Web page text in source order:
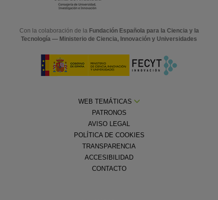
Con la colaboración de la Fundación Española para la Ciencia y la
Tecnología — Ministerio de Ciencia, Innovación y Universidades
WEB TEMÁTICAS
PATRONOS
AVISO LEGAL
POLÍTICA DE COOKIES
TRANSPARENCIA
ACCESIBILIDAD
CONTACTO